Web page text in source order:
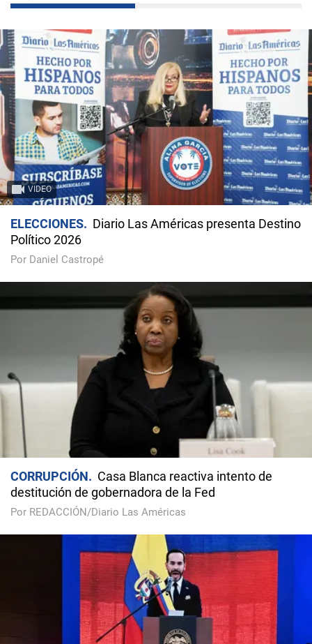
VIDEO
ELECCIONES
Diario Las Américas presenta Destino
Político 2026
Por Daniel Castropé
CORRUPCIÓN
Casa Blanca reactiva intento de
destitución de gobernadora de la Fed
Por REDACCIÓN/Diario Las Américas